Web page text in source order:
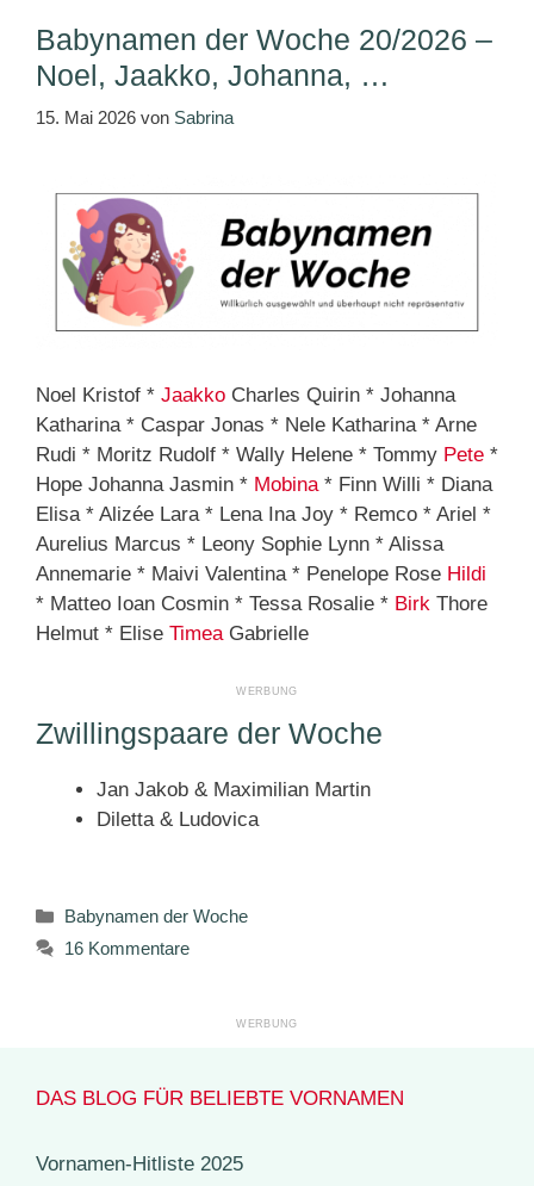
Babynamen der Woche 20/2026 –
Noel, Jaakko, Johanna, …
15. Mai 2026 von Sabrina
Noel Kristof * Jaakko Charles Quirin * Johanna
Katharina * Caspar Jonas * Nele Katharina * Arne
Rudi * Moritz Rudolf * Wally Helene * Tommy Pete *
Hope Johanna Jasmin * Mobina* Finn Willi * Diana
Elisa * Alizée Lara * Lena Ina Joy * Remco * Ariel *
Aurelius Marcus * Leony Sophie Lynn * Alissa
Annemarie * Maivi Valentina * Penelope Rose Hildi
* Matteo Ioan Cosmin * Tessa Rosalie * Birk Thore
Helmut * Elise TimeaGabrielle
Zwillingspaare der Woche
Jan Jakob & Maximilian Martin
Diletta & Ludovica
Kategorien
Babynamen der Woche
16 Kommentare
DAS BLOG FÜR BELIEBTE VORNAMEN
Vornamen-Hitliste 2025